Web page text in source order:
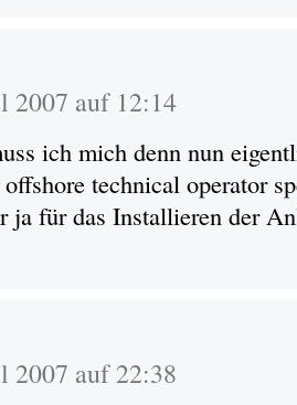
2007 auf 12:14
ich mich denn nun
technical operator
ja für das Installieren der
2007 auf 22:38